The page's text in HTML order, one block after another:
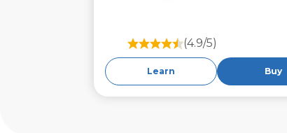
(4.9/5)
Learn Buy